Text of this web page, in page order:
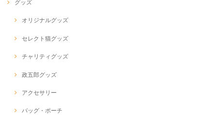
グッズ
オリジナルグッズ
セレクト猫グッズ
チャリティグッズ
政五郎グッズ
アクセサリー
バッグ・ポーチ